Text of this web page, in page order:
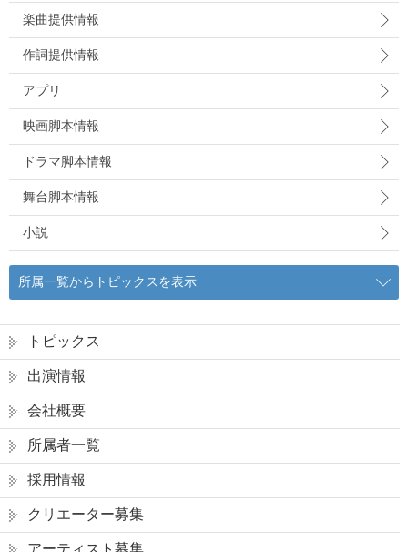
楽曲提供情報
作詞提供情報
アプリ
映画脚本情報
ドラマ脚本情報
舞台脚本情報
小説
所属一覧からトピックスを表示
トピックス
出演情報
会社概要
所属者一覧
採用情報
クリエーター募集
アーティスト募集